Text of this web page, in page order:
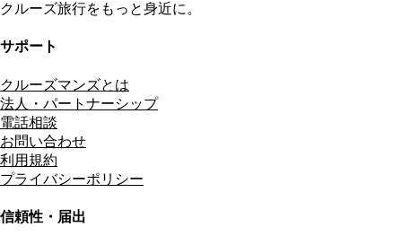
クルーズ旅行をもっと身近に。
サポート
クルーズマンズとは
法人・パートナーシップ
電話相談
お問い合わせ
利用規約
プライバシーポリシー
信頼性・届出